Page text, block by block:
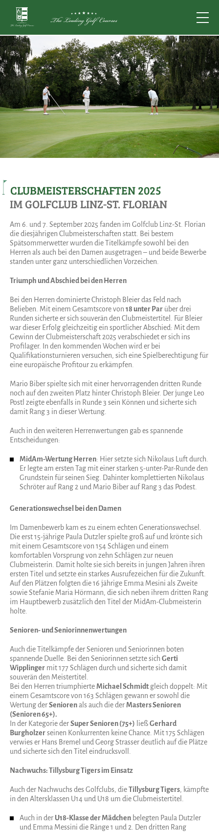
CLUBMEISTERSCHAFTEN 2025
IM GOLFCLUB LINZ-ST. FLORIAN
Am 6. und 7. September 2025 fanden im Golfclub Linz-St. Florian
die diesjährigen Clubmeisterschaften statt. Bei bestem
Spätsommerwetter wurden die Titelkämpfe sowohl bei den
Herren als auch bei den Damen ausgetragen – und beide Bewerbe
standen unter ganz unterschiedlichen Vorzeichen.
Triumph und Abschied bei den Herren
Bei den Herren dominierte Christoph Bleier das Feld nach
Belieben. Mit einem Gesamtscore von 18 unter Par über drei
Runden sicherte er sich souverän den Clubmeistertitel. Für Bleier
war dieser Erfolg gleichzeitig ein sportlicher Abschied: Mit dem
Gewinn der Clubmeisterschaft 2025 verabschiedet er sich ins
Profilager. In den kommenden Wochen wird er bei
Qualifikationsturnieren versuchen, sich eine Spielberechtigung für
eine europäische Profitour zu erkämpfen.
Mario Biber spielte sich mit einer hervorragenden dritten Runde
noch auf den zweiten Platz hinter Christoph Bleier. Der junge Leo
Postl zeigte ebenfalls in Runde 3 sein Können und sicherte sich
damit Rang 3 in dieser Wertung.
Auch in den weiteren Herrenwertungen gab es spannende
Entscheidungen:
MidAm-Wertung Herren: Hier setzte sich Nikolaus Luft durch.
Er legte am ersten Tag mit einer starken 5-unter-Par-Runde den
Grundstein für seinen Sieg. Dahinter komplettierten Nikolaus
Schröter auf Rang 2 und Mario Biber auf Rang 3 das Podest.
Generationswechsel bei den Damen
Im Damenbewerb kam es zu einem echten Generationswechsel.
Die erst 15-jährige Paula Dutzler spielte groß auf und krönte sich
mit einem Gesamtscore von 154 Schlägen und einem
komfortablen Vorsprung von zehn Schlägen zur neuen
Clubmeisterin. Damit holte sie sich bereits in jungen Jahren ihren
ersten Titel und setzte ein starkes Ausrufezeichen für die Zukunft.
Auf den Plätzen folgten die 16 jährige Emma Mesini als Zweite
sowie Stefanie Maria Hörmann, die sich neben ihrem dritten Rang
im Hauptbewerb zusätzlich den Titel der MidAm-Clubmeisterin
holte.
Senioren- und Seniorinnenwertungen
Auch die Titelkämpfe der Senioren und Seniorinnen boten
spannende Duelle. Bei den Seniorinnen setzte sich Gerti
Wipplinger mit 177 Schlägen durch und sicherte sich damit
souverän den Meistertitel.
Bei den Herren triumphierte Michael Schmidtgleich doppelt: Mit
einem Gesamtscore von 163 Schlägen gewann er sowohl die
Wertung derSeniorenals auch die der Masters Senioren
(Senioren 65+).
In der Kategorie derSuper Senioren (75+) ließGerhard
Burgholzerseinen Konkurrenten keine Chance. Mit 175 Schlägen
verwies er Hans Bremel und Georg Strasser deutlich auf die Plätze
und sicherte sich den Titel eindrucksvoll.
Nachwuchs: Tillysburg Tigers im Einsatz
Auch der Nachwuchs des Golfclubs, dieTillysburg Tigers , kämpfte
in den Altersklassen U14 und U18 um die Clubmeistertitel.
Auch in der U18-Klasse der Mädchen belegten Paula Dutzler
und Emma Messini die Ränge 1 und 2. Den dritten Rang